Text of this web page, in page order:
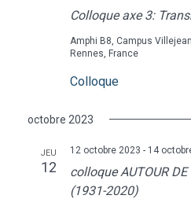
Colloque axe 3:
Amphi B8, Campus Villejean
Rennes, France
Colloque
octobre 2023
JEU
12
12 octobre 2023 - 14
colloque AUTOUR DE
(1931-2020)